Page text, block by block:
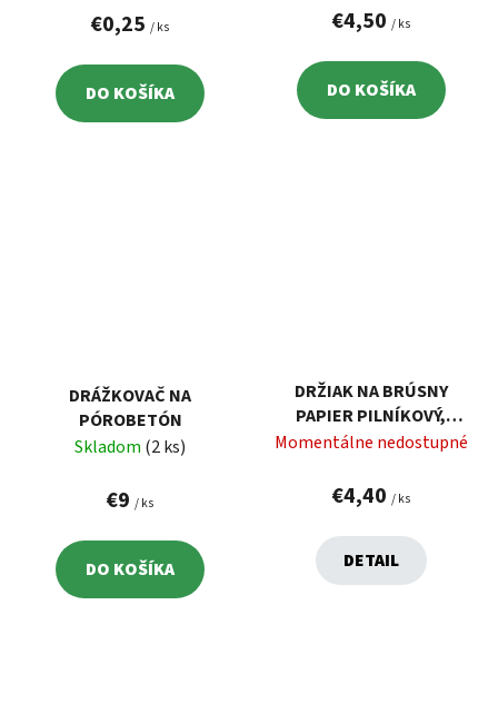
€0,25 / ks
DO KOŠÍKA
STRÚHADLOM, SO 6
TUHAMI
€4,50 / ks
DO KOŠÍKA
DRÁŽKOVAČ NA
PÓROBETÓN
Skladom (2 ks)
€9 / ks
DO KOŠÍKA
DRŽIAK NA BRÚSNY
PAPIER PILNÍKOVÝ,
270X24MM, 4KS BRÚSNY
8803500
Momentálne nedostupné
€4,40 / ks
DETAIL